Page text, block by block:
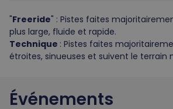
"Freeride" : Pistes faites
plus large, fluide et rapide.
Technique : Pistes faites
étroites, sinueuses et suivent le terrain
Événements